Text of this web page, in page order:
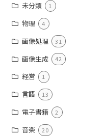
未分類 1
物理 4
画像処理 31
画像生成 42
経営 1
言語 13
電子書籍 2
音楽 20